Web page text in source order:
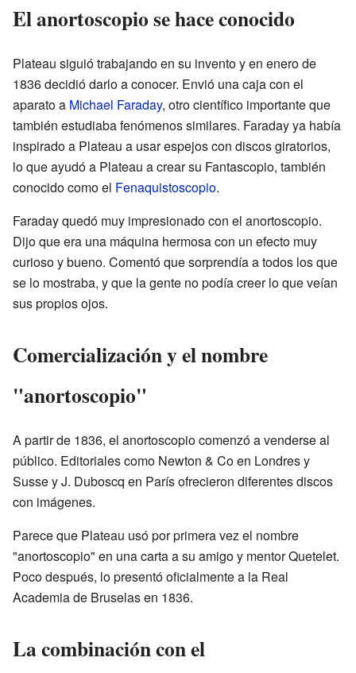
El anortoscopio se hace conocido
Plateau siguió trabajando en su invento y en enero de
1836 decidió darlo a conocer. Envió una caja con el
aparato a Michael Faraday, otro científico importante que
también estudiaba fenómenos similares. Faraday ya había
inspirado a Plateau a usar espejos con discos giratorios,
lo que ayudó a Plateau a crear su Fantascopio, también
conocido como el Fenaquistoscopio.
Faraday quedó muy impresionado con el anortoscopio.
Dijo que era una máquina hermosa con un efecto muy
curioso y bueno. Comentó que sorprendía a todos los que
se lo mostraba, y que la gente no podía creer lo que veían
sus propios ojos.
Comercialización y el nombre
"anortoscopio"
A partir de 1836, el anortoscopio comenzó a venderse al
público. Editoriales como Newton & Co en Londres y
Susse y J. Duboscq en París ofrecieron diferentes discos
con imágenes.
Parece que Plateau usó por primera vez el nombre
"anortoscopio" en una carta a su amigo y mentor Quetelet.
Poco después, lo presentó oficialmente a la Real
Academia de Bruselas en 1836.
La combinación con el